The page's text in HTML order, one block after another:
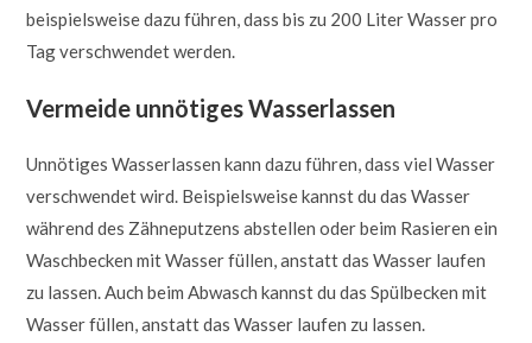
beispielsweise dazu führen, dass bis zu 200 Liter Wasser pro
Tag verschwendet werden.
Vermeide unnötiges Wasserlassen
Unnötiges Wasserlassen kann dazu führen, dass viel Wasser
verschwendet wird. Beispielsweise kannst du das Wasser
während des Zähneputzens abstellen oder beim Rasieren ein
Waschbecken mit Wasser füllen, anstatt das Wasser laufen
zu lassen. Auch beim Abwasch kannst du das Spülbecken mit
Wasser füllen, anstatt das Wasser laufen zu lassen.